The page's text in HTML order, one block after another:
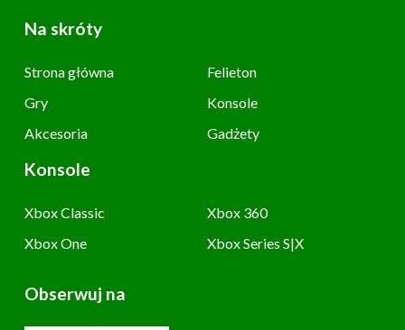
Na skróty
Strona główna
Felieton
Gry
Konsole
Akcesoria
Gadżety
Konsole
Xbox Classic
Xbox 360
Xbox One
Xbox Series S|X
Obserwuj na